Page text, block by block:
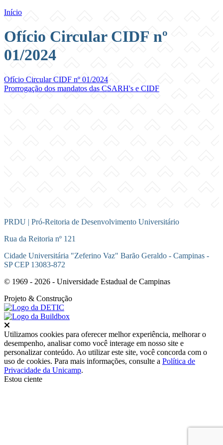
Início
Ofício Circular CIDF nº
01/2024
Ofício Circular CIDF nº 01/2024
Prorrogação dos mandatos das CSARH's e CIDF
PRDU | Pró-Reitoria de Desenvolvimento Universitário
Rua da Reitoria nº 121
Cidade Universitária "Zeferino Vaz" Barão Geraldo - Campinas -
SP CEP 13083-872
© 1969 - 2026 - Universidade Estadual de Campinas
Projeto & Construção
Utilizamos cookies para oferecer melhor experiência, melhorar o
desempenho, analisar como você interage em nosso site e
personalizar conteúdo. Ao utilizar este site, você concorda com o
uso de cookies. Para mais informações, consulte a Política de
Privacidade da Unicamp.
Estou ciente